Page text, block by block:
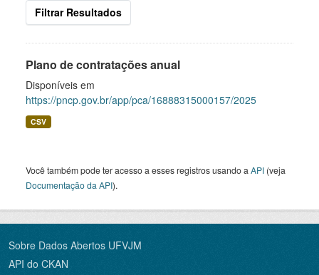
Filtrar Resultados
Plano de contratações anual
Disponíveis em
https://pncp.gov.br/app/pca/16888315000157/2025
CSV
Você também pode ter acesso a esses registros usando a API (veja
Documentação da API).
Sobre Dados Abertos UFVJM
API do CKAN